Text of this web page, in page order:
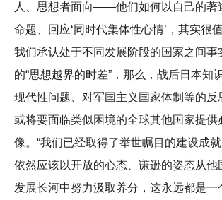
人、思想者面向——他们如何以自己的著
命题、回应‘同时代集体性心情’，其实很
我们承认处于不同发展阶段的国家之间事
的“思想越界的时差”，那么，战后日本知
现代性问题、对军国主义国家体制等的反
或将要面临类似困境的全球其他国家提供
像。“我们已经取得了举世瞩目的建设成
依然应该以开放的心态、谦逊的姿态从他
发展长河中努力汲取养分，这永远都是一